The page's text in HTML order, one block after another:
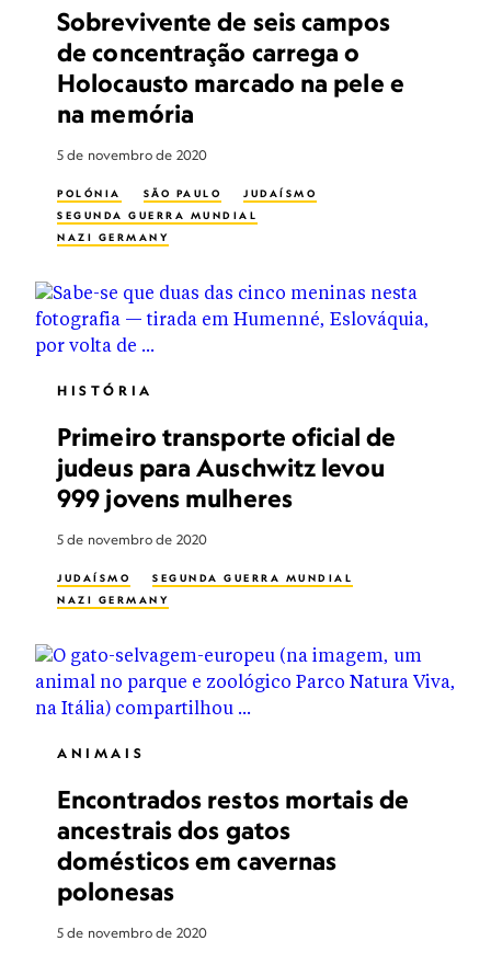
Sobrevivente de seis campos
de concentração carrega o
Holocausto marcado na pele e
na memória
5 de novembro de 2020
POLÓNIA SÃO PAULO
JUDAÍSMO
SEGUNDA GUERRA MUNDIAL
NAZI GERMANY
HISTÓRIA
Primeiro transporte oficial de
judeus para Auschwitz levou
999 jovens mulheres
5 de novembro de 2020
JUDAÍSMO
SEGUNDA GUERRA MUNDIAL
NAZI GERMANY
ANIMAIS
Encontrados restos mortais de
ancestrais dos gatos
domésticos em cavernas
polonesas
5 de novembro de 2020